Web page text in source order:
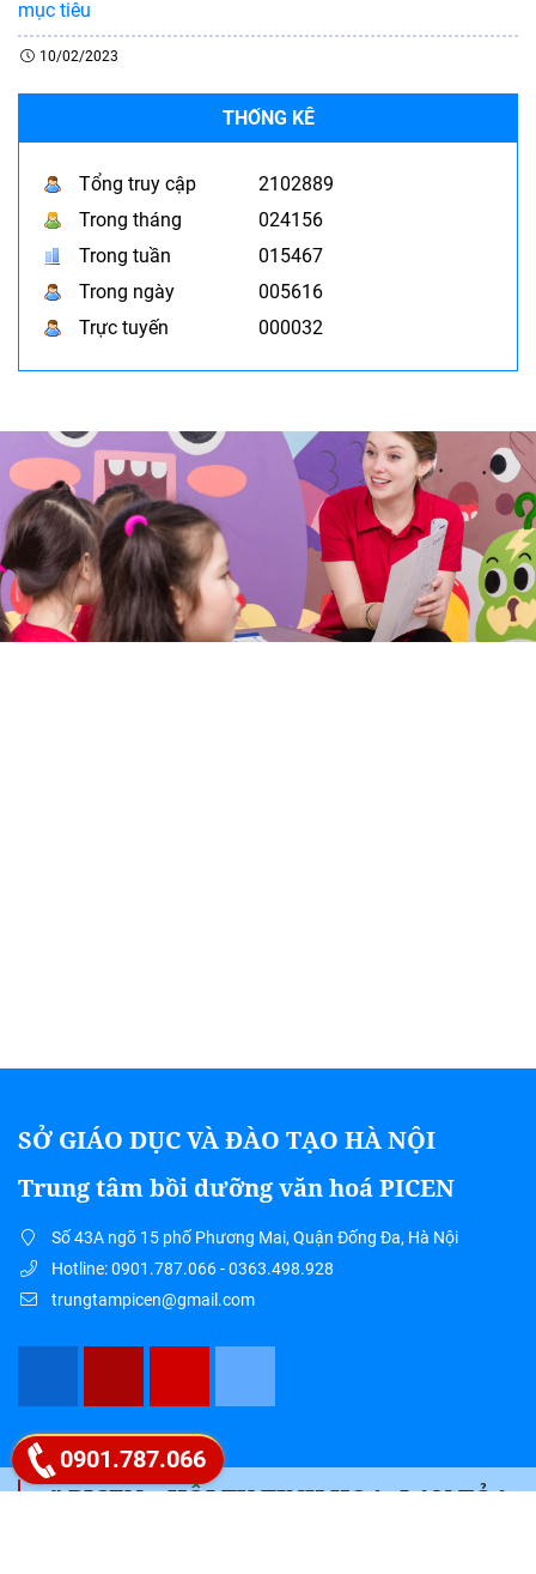
mục tiêu
10/02/2023
THỐNG KÊ
Tổng truy cập
2102889
Trong tháng
024156
Trong tuần
015467
Trong ngày
005616
Trực tuyến
000032
" PICEN – HỘI TỤ TINH HOA, LAN TỎA
SỞ GIÁO DỤC VÀ ĐÀO TẠO HÀ NỘI
Trung tâm bồi dưỡng văn hoá PICEN
Số 43A ngõ 15 phố Phương Mai, Quận Đống Đa, Hà Nội
Hotline: 0901.787.066 - 0363.498.928
trungtampicen@gmail.com
Google map
0901.787.066